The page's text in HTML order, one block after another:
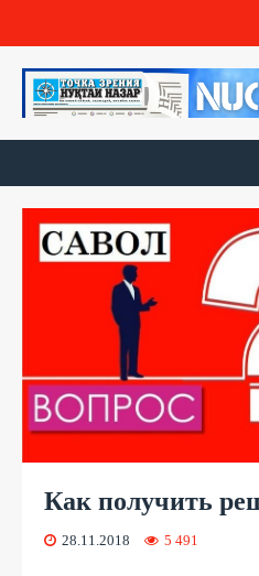
Как получить
28.11.2018 5 491